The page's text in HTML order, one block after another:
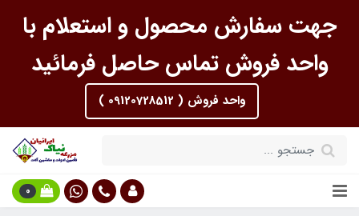
جهت سفارش محصول و استعلام با
واحد فروش تماس حاصل فرمائید
واحد فروش ( 09120728512 )
0